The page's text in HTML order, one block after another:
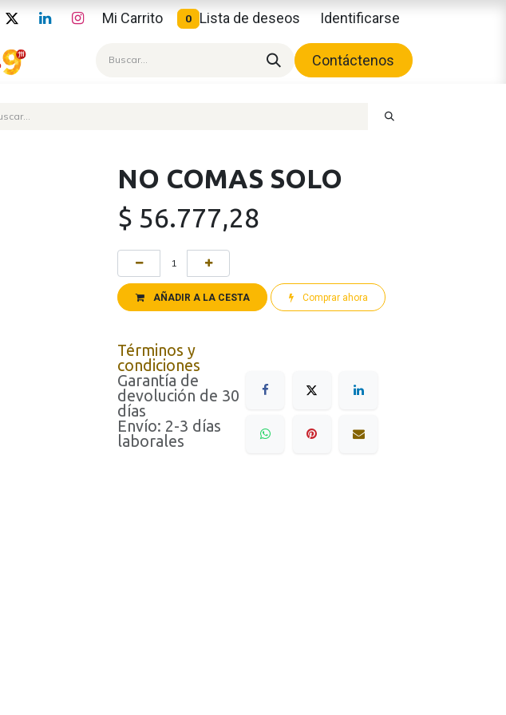
Mi Carrito 0 Lista de deseos Identificarse
Contáctenos
NO COMAS SOLO
$ 56.777,28
AÑADIR A LA CESTA Comprar ahora
Términos y
condiciones
Garantía de
devolución de 30
días
Envío: 2-3 días
laborales